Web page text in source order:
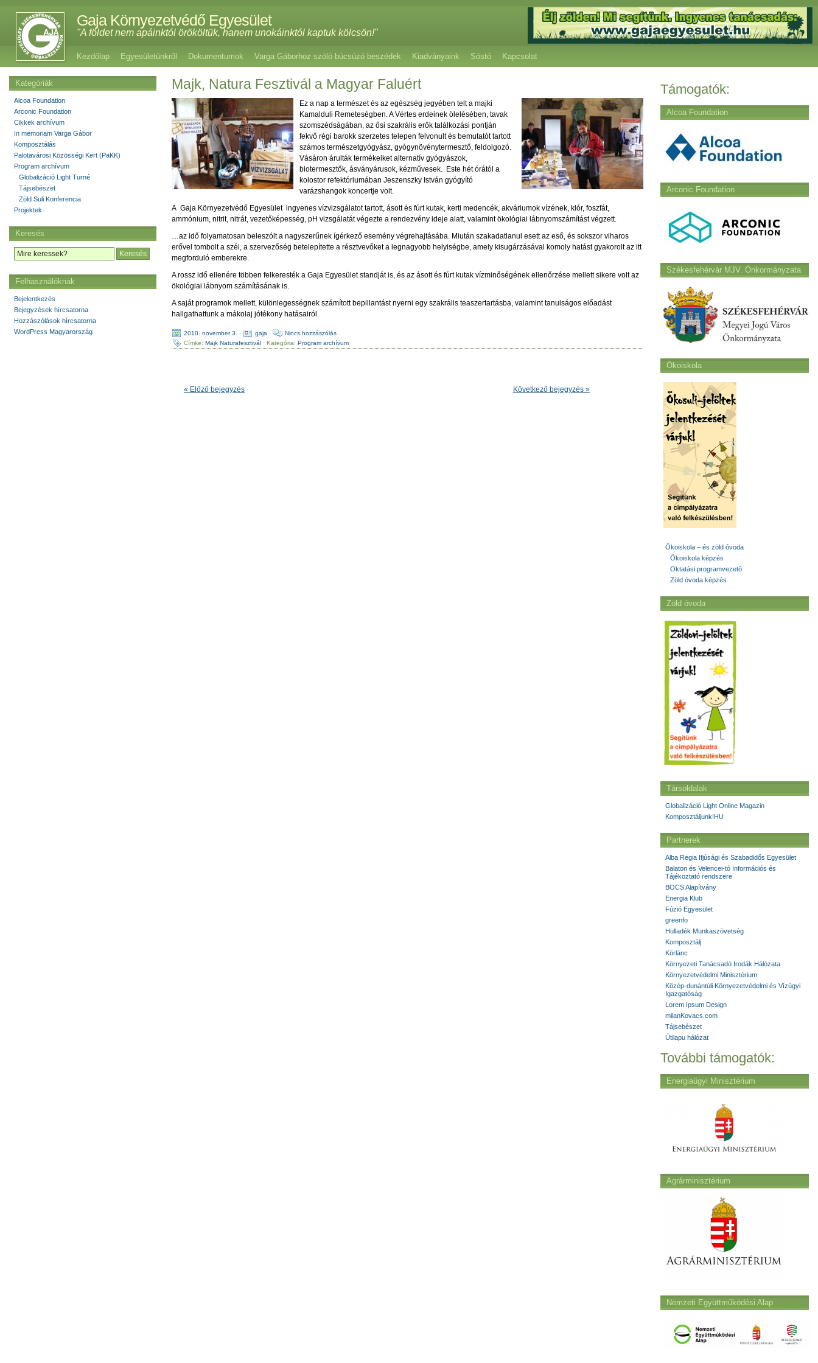
Gaja Környezetvédő Egyesület
"A földet nem apáinktól örököltük, hanem unokáinktól kaptuk kölcsön!"
Kezdőlap Egyesületünkről Dokumentumok Varga Gáborhoz szóló búcsúzó beszédek Kiadványaink Sóstó Kapcsolat
Majk, Natura Fesztivál a Magyar Faluért
Ez a nap a természet és az egészség jegyében telt a majki
Kamalduli Remeteségben. A Vértes erdeinek ölelésében, tavak
szomszédságában, az ősi szakrális erők találkozási pontján
fekvő régi barokk szerzetes telepen felvonult és bemutatót tartott
számos természetgyógyász, gyógynövénytermesztő, feldolgozó.
Vásáron árulták termékeiket alternatív gyógyászok,
biotermesztők, ásványárusok, kézművesek. Este hét órától a
kolostor refektóriumában Jeszenszky István gyógyító
varázshangok koncertje volt.
A Gaja Környezetvédő Egyesület ingyenes vízvizsgálatot tartott, ásott és fúrt kutak, kerti medencék, akváriumok vízének, klór, foszfát,
ammónium, nitrit, nitrát, vezetőképesség, pH vizsgálatát végezte a rendezvény ideje alatt, valamint ökológiai lábnyomszámítást végzett.
…az idő folyamatosan beleszólt a nagyszerűnek ígérkező esemény végrehajtásába. Miután szakadatlanul esett az eső, és sokszor viharos
erővel tombolt a szél, a szervezőség betelepítette a résztvevőket a legnagyobb helyiségbe, amely kisugárzásával komoly hatást gyakorolt az itt
megforduló emberekre.
A rossz idő ellenére többen felkeresték a Gaja Egyesület standját is, és az ásott és fúrt kutak vízminőségének ellenőrzése mellett sikere volt az
ökológiai lábnyom számításának is.
A saját programok mellett, különlegességnek számított bepillantást nyerni egy szakrális teaszertartásba, valamint tanulságos előadást
hallgathattunk a mákolaj jótékony hatásairól.
2010. november 3. · gaja ·
Nincs hozzászólás
Címke:Majk Naturafesztivál · Kategória:Program archívum
« Előző bejegyzés Következő bejegyzés »
Támogatók:
Alcoa Foundation
Arconic Foundation
Székesfehérvár MJV. Önkormányzata
Ökoiskola
Ökoiskola – és zöld óvoda
Ökoiskola képzés
Oktatási programvezető
Zöld óvoda képzés
Zöld óvoda
Társoldalak
Globalizáció Light Online Magazin
Komposztáljunk!HU
Partnerek
Alba Regia Ifjúsági és Szabadidős Egyesület
Balaton és Velencei-tó Információs és
Tájékoztató rendszere
BOCS Alapítvány
Energia Klub
Fúzió Egyesület
greenfo
Hulladék Munkaszövetség
Komposztálj
Körlánc
Környezeti Tanácsadó Irodák Hálózata
Környezetvédelmi Minisztérium
Közép-dunántúli Környezetvédelmi és Vízügyi
Igazgatóság
Lorem Ipsum Design
milanKovacs.com
Tájsebészet
Útilapu hálózat
További támogatók:
Energiaügyi Minisztérium
Agrárminisztérium
Nemzeti Együttműködési Alap
Kategóriák
Alcoa Foundation
Arconic Foundation
Cikkek archívum
In memoriam Varga Gábor
Komposztálás
Palotavárosi Közösségi Kert (PaKK)
Program archívum
Globalizáció Light Turné
Tájsebészet
Zöld Suli Konferencia
Projektek
Keresés
Felhasználóknak
Bejelentkezés
Bejegyzések hírcsatorna
Hozzászólások hírcsatorna
WordPress Magyarország